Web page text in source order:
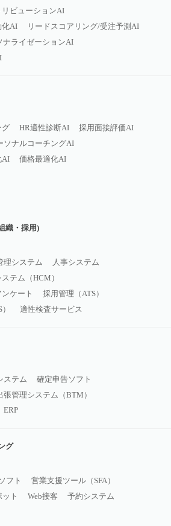
ビューションAI
化AI
リードスコアリング/受注予測AI
ナライゼーションAI
グ HR適性診断AI
採用面接評価AI
ソナルコーチングAI
AI
価格最適化AI
織・採用)
理システム
人事システム
テム（HCM）
ケート
採用管理（ATS）
適性検査サービス
ステム
確定申告ソフト
張管理システム（BTM）
ERP
グ
フト
営業支援ツール（SFA）
ト Web接客
予約システム